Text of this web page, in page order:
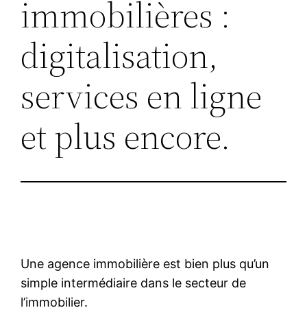
immobilières :
digitalisation,
services en ligne
et plus encore.
Une agence immobilière est bien plus qu’un
simple intermédiaire dans le secteur de
l’immobilier.